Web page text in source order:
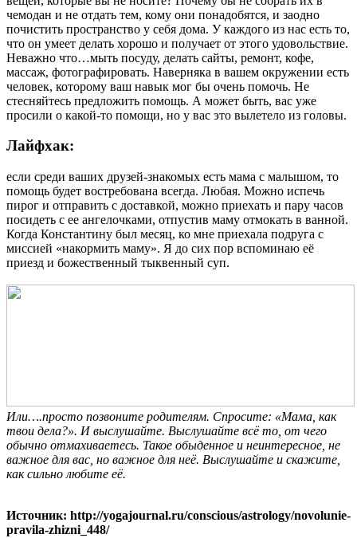
чемодан и не отдать тем, кому они понадобятся, и заодно
почистить пространство у себя дома. У каждого из нас есть то,
что он умеет делать хорошо и получает от этого удовольствие.
Неважно что…мыть посуду, делать сайты, ремонт, кофе,
массаж, фотографировать. Наверняка в вашем окружении есть
человек, которому ваш навык мог бы очень помочь. Не
стесняйтесь предложить помощь. А может быть, вас уже
просили о какой-то помощи, но у вас это вылетело из головы.
Лайфхак:
если среди ваших друзей-знакомых есть мама с малышом, то
помощь будет востребована всегда. Любая. Можно испечь
пирог и отправить с доставкой, можно приехать и пару часов
посидеть с ее ангелочками, отпустив маму отмокать в ванной.
Когда Константину был месяц, ко мне приехала подруга с
миссией «накормить маму». Я до сих пор вспоминаю её
приезд и божественный тыквенный суп.
Или….просто позвоните родителям. Спросите: «Мама, как
твои дела?». И выслушайте. Выслушайте всё то, от чего
обычно отмахиваетесь. Такое обыденное и неинтересное, не
важное для вас, но важное для неё. Выслушайте и скажите,
как сильно любите её.
Источник: http://yogajournal.ru/conscious/astrology/novolunie-
pravila-zhizni_448/